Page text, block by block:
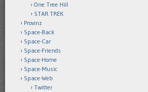
One Tree Hill
STAR TREK
Provinz
Space-Back
Space-Car
Space-Friends
Space-Home
Space-Music
Space-Web
Twitter